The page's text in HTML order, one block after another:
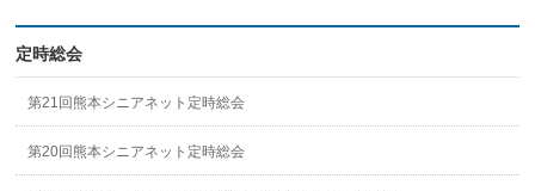
定時総会
第21回熊本シニアネット定時総会
第20回熊本シニアネット定時総会